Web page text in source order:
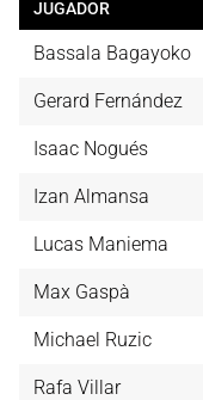
JUGADOR
Bassala Bagayoko
Gerard Fernández
Isaac Nogués
Izan Almansa
Lucas Maniema
Max Gaspà
Michael Ruzic
Rafa Villar